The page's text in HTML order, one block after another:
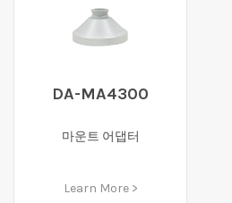
DA-MA4300
마운트 어댑터
Learn More >